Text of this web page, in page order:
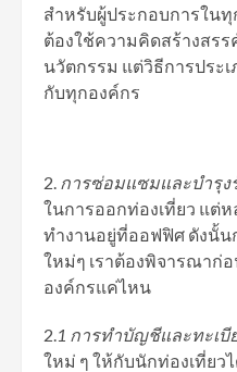
สำหรับผู้ประกอบการใน
ต้องใช้ความคิดสร้างสร
นวัตกรรม แต่วิธีการประ
กับทุกองค์กร
การซ่อมแซมและบํารุง
ในการออกท่องเที่ยว แต่
ทำงานอยู่ที่ออฟฟิศ ดังนั้น
ใหม่ๆ เราต้องพิจารณาก่
องค์กรแค่ไหน
2.1 การทําบัญชีและทะเบี
ใหม่ ๆ ให้กับนักท่องเที่ย